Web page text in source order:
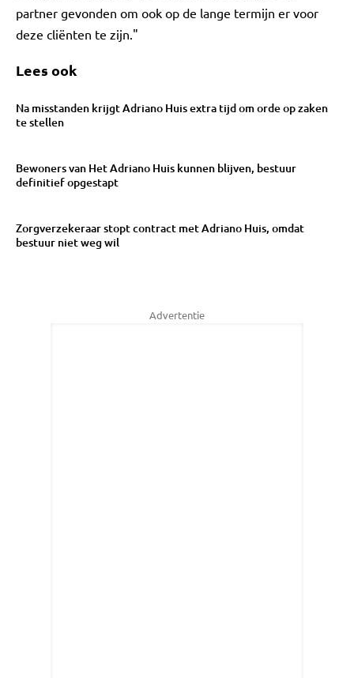
partner gevonden om ook op de lange termijn er voor
deze cliënten te zijn."
Lees ook
Na misstanden krijgt Adriano Huis extra tijd om orde op zaken
te stellen
Bewoners van Het Adriano Huis kunnen blijven, bestuur
definitief opgestapt
Zorgverzekeraar stopt contract met Adriano Huis, omdat
bestuur niet weg wil
Advertentie